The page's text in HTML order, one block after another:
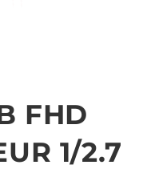
FHD
1/2.7